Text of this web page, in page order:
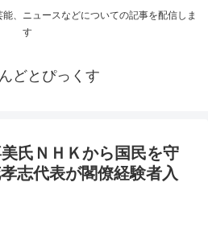
、ニュースなどについての記事を配信しま
す
どとぴっくす
美氏ＮＨＫから国民を守
志代表が閣僚経験者入